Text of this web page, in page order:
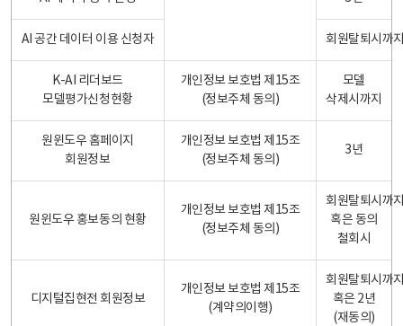
AI 공간 데이터 이용 신청자 회원탈퇴시까
K-AI 리더보드
모델평가신청현황
개인정보 보호법 제15조
(정보주체 동의)
모델
삭제시까지
원윈도우 홈페이지
회원정보
개인정보 보호법 제15조
(정보주체 동의)
3년
원윈도우 홍보동의 현황
개인정보 보호법 제15조
(정보주체 동의)
회원탈퇴시까
혹은 동의
철회시
디지털집현전 회원정보
개인정보 보호법 제15조
(계약의이행)
회원탈퇴시까
혹은 2년
(재동의)